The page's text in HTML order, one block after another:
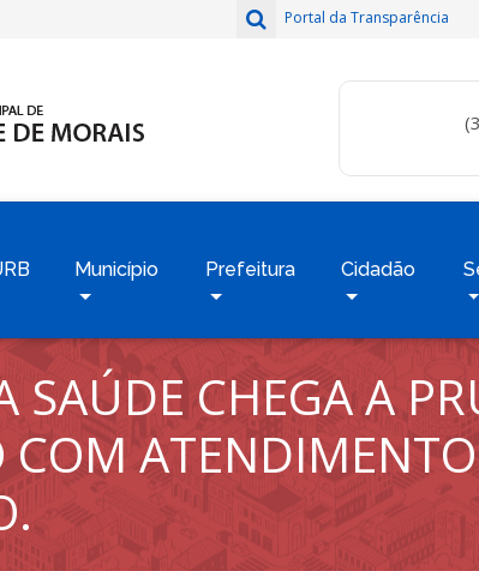
Portal da Transparência
Município Prefeitura Cidadão
SAÚDE CHEGA A